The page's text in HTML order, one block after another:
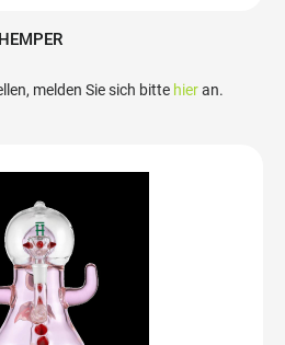
melden Sie sich bitte hieran.